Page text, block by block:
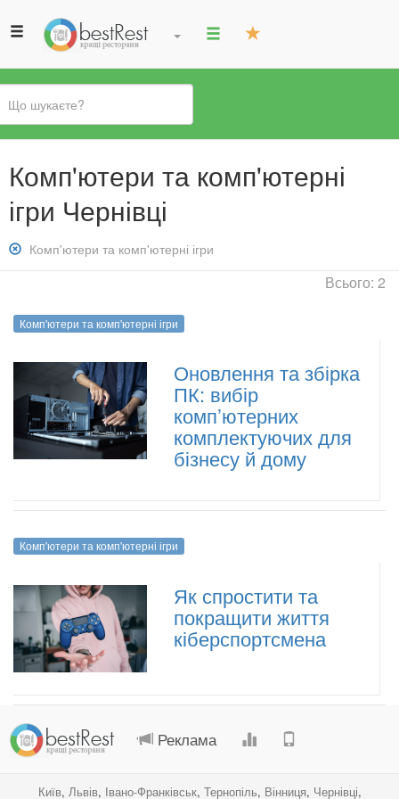
Ви
є
тут
Комп'ютери та комп'ютерні
ігри Чернівці
Зняти
фільтр:
комп&#039;ютерні
Комп'ютери та комп'ютерні ігри
Всього: 2
Комп'ютери та комп'ютерні ігри
Оновлення та збірка
ПК: вибір
комп’ютерних
комплектуючих для
бізнесу й дому
Комп'ютери та комп'ютерні ігри
Як спростити та
покращити життя
кіберспортсмена
Реклама
Київ, Львів, Івано-Франківськ, Тернопіль, Вінниця, Чернівці,